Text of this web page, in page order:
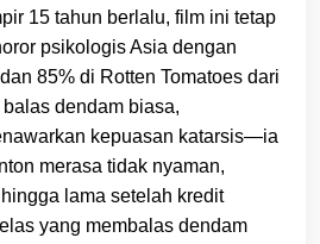
15 tahun berlalu, film ini tetap
psikologis Asia dengan
85% di Rotten Tomatoes dari
dendam biasa,
kepuasan katarsis—ia
merasa tidak nyaman,
lama setelah kredit
yang membalas dendam